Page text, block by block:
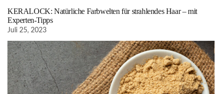
KERALOCK: Natürliche Farbwelten für strahlendes Haar – mit
Experten-Tipps
Juli 25, 2023